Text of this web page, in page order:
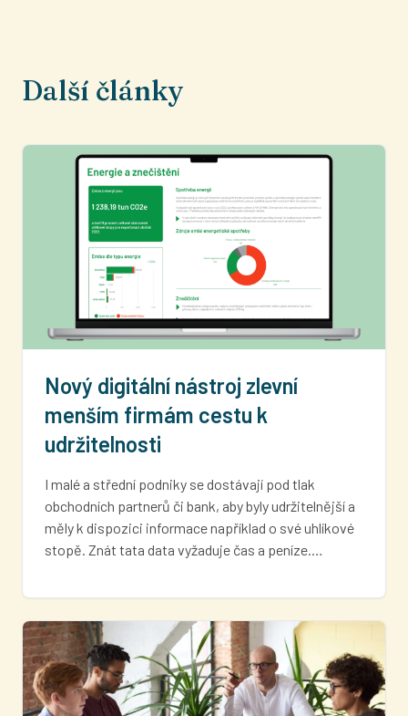
Další články
Nový digitální nástroj zlevní
menším firmám cestu k
udržitelnosti
I malé a střední podniky se dostávají pod tlak
obchodních partnerů či bank, aby byly udržitelnější a
měly k dispozici informace například o své uhlíkové
stopě. Znát tata data vyžaduje čas a peníze.…